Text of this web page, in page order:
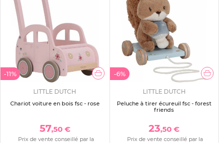
-11%
LITTLE DUTCH
Chariot voiture en bois fsc - rose
57,50 €
Prix de vente conseillé par la
-6%
LITTLE DUTCH
Peluche à tirer écureuil fsc - forest
friends
23,50 €
Prix de vente conseillé par la